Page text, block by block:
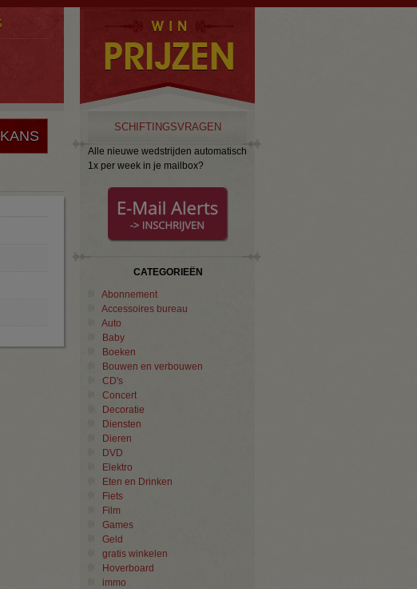
SCHIFTINGSVRAGEN
Alle nieuwe wedstrijden automatisch
1x per week in je mailbox?
CATEGORIEËN
Abonnement
Accessoires bureau
Auto
Baby
Boeken
Bouwen en verbouwen
CD's
Concert
Decoratie
Diensten
Dieren
DVD
Elektro
Eten en Drinken
Fiets
Film
Games
Geld
gratis winkelen
Hoverboard
immo